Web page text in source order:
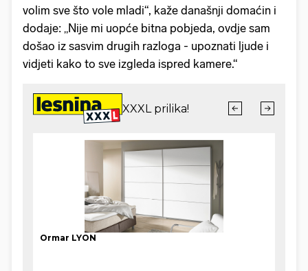
volim sve što vole mladi“, kaže današnji domaćin i
dodaje: „Nije mi uopće bitna pobjeda, ovdje sam
došao iz sasvim drugih razloga - upoznati ljude i
vidjeti kako to sve izgleda ispred kamere.“